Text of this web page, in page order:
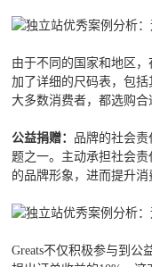
由于不同的国家和地区
加了详细的尺码表，包
大多数消费者，都选购合
公益捐赠： 品牌的社会责
题之一。主动承担社会
的品牌形象，进而提升消
Greats不仅积极参与到公